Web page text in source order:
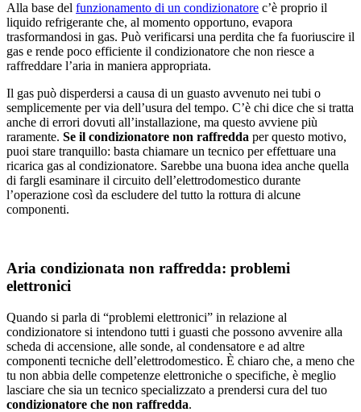
Alla base del funzionamento di un condizionatore c’è proprio il
liquido refrigerante che, al momento opportuno, evapora
trasformandosi in gas. Può verificarsi una perdita che fa fuoriuscire il
gas e rende poco efficiente il condizionatore che non riesce a
raffreddare l’aria in maniera appropriata.
Il gas può disperdersi a causa di un guasto avvenuto nei tubi o
semplicemente per via dell’usura del tempo. C’è chi dice che si tratta
anche di errori dovuti all’installazione, ma questo avviene più
raramente. Se il condizionatore non raffredda per questo motivo,
puoi stare tranquillo: basta chiamare un tecnico per effettuare una
ricarica gas al condizionatore. Sarebbe una buona idea anche quella
di fargli esaminare il circuito dell’elettrodomestico durante
l’operazione così da escludere del tutto la rottura di alcune
componenti.
Aria condizionata non raffredda: problemi
elettronici
Quando si parla di “problemi elettronici” in relazione al
condizionatore si intendono tutti i guasti che possono avvenire alla
scheda di accensione, alle sonde, al condensatore e ad altre
componenti tecniche dell’elettrodomestico. È chiaro che, a meno che
tu non abbia delle competenze elettroniche o specifiche, è meglio
lasciare che sia un tecnico specializzato a prendersi cura del tuo
condizionatore che non raffredda.